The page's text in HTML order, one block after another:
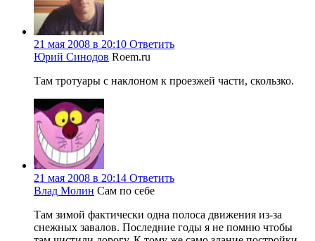
21 мая 2008 в 20:10 Ответить
Юрий Синодов Roem.ru
Там тротуары с наклоном к проезжей части, скользко.
21 мая 2008 в 20:14 Ответить
Влад Молин Сам по себе
Там зимой фактически одна полоса движения из-за
снежных завалов. Последние годы я не помню чтобы